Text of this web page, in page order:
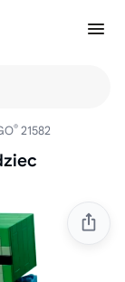
® 21582